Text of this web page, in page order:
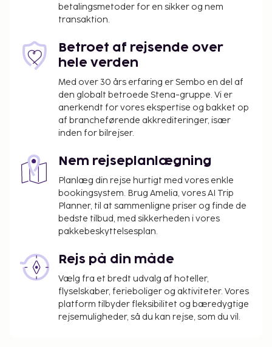
betalingsmetoder for en sikker og nem
transaktion.
Betroet af rejsende over
hele verden
Med over 30 års erfaring er Sembo en del af
den globalt betroede Stena-gruppe. Vi er
anerkendt for vores ekspertise og bakket op
af brancheførende akkrediteringer, især
inden for bilrejser.
Nem rejseplanlægning
Planlæg din rejse hurtigt med vores enkle
bookingsystem. Brug Amelia, vores AI Trip
Planner, til at sammenligne priser og finde de
bedste tilbud, med sikkerheden i vores
pakkebeskyttelsesplan.
Rejs på din måde
Vælg fra et bredt udvalg af hoteller,
flyselskaber, ferieboliger og aktiviteter. Vores
platform tilbyder fleksibilitet og bæredygtige
rejsemuligheder, så du kan rejse, som du vil.